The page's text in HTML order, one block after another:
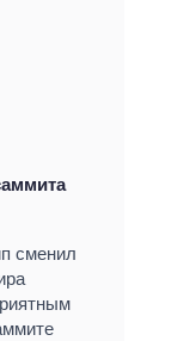
сменил